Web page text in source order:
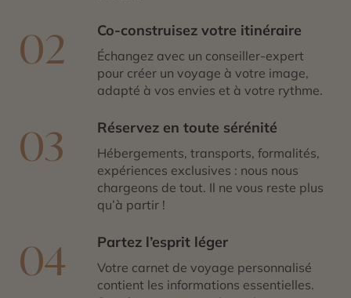
02 Co-construisez votre itinéraire
Échangez avec un conseiller-expert
pour créer un voyage à votre image,
adapté à vos envies et à votre rythme.
03 Réservez en toute sérénité
Hébergements, transports, formalités,
expériences exclusives : nous nous
chargeons de tout. Il ne vous reste plus
qu’à partir !
04 Partez l’esprit léger
Votre carnet de voyage personnalisé
contient les informations essentielles.